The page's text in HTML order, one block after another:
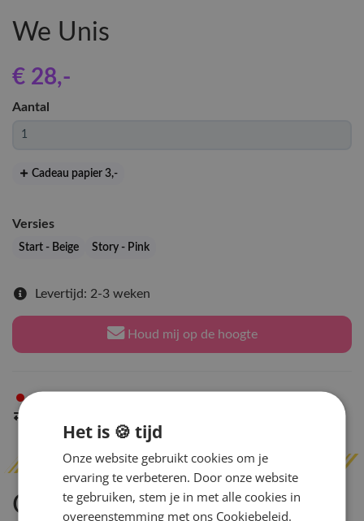
We Unis
€ 28,-
Aantal
Cadeau papier 3,-
Versies
Start - Beige Story - Pink
Levertijd: 2-3 weken
Houd mij op de hoogte
Omschrijving
Het is 🍪 tijd
Onze website gebruikt cookies om je
ervaring te verbeteren. Door onze website
te gebruiken, stem je in met alle cookies in
overeenstemming met ons Cookiebeleid.